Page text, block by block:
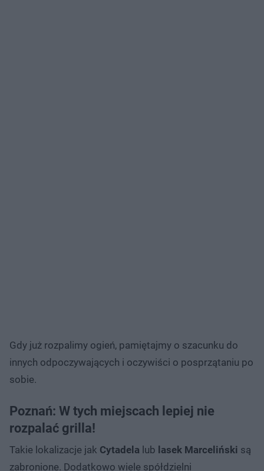
Gdy już rozpalimy ogień, pamiętajmy o szacunku do
innych odpoczywających i oczywiści o posprzątaniu po
sobie.
Poznań: W tych miejscach lepiej nie
rozpalać grilla!
Takie lokalizacje jak Cytadela lub lasek Marceliński są
zabronione. Dodatkowo wiele spółdzielni